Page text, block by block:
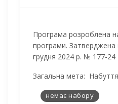
Програма розроблена
програми.
грудня 2024 р. № 177-24
Загальна мета: Набуття
немає набору